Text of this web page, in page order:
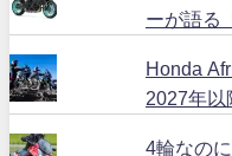
ーが語る
Honda
2027年以
4輪なの